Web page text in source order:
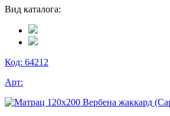
Вид каталога:
Код: 64212
Арт: